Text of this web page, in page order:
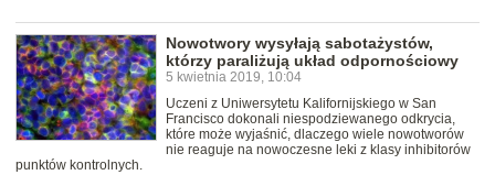
Nowotwory wysyłają sabotażystów,
którzy paraliżują układ odpornościowy
5 kwietnia 2019, 10:04
Uczeni z Uniwersytetu Kalifornijskiego w San
Francisco dokonali niespodziewanego odkrycia,
które może wyjaśnić, dlaczego wiele nowotworów
nie reaguje na nowoczesne leki z klasy inhibitorów
punktów kontrolnych.